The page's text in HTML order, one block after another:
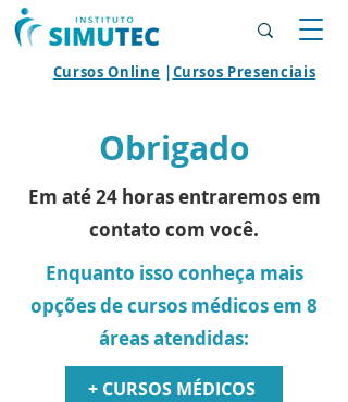
Cursos Online |Cursos Presenciais
Obrigado
Em até 24 horas entraremos em
contato com você.
Enquanto isso conheça mais
opções de cursos médicos em 8
áreas atendidas:
+ CURSOS MÉDICOS